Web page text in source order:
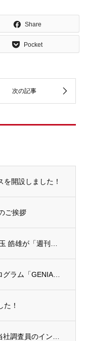
Share
Pocket
開設しました！
ご挨拶
た！